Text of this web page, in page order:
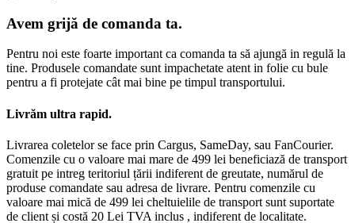
Avem grijă de comanda ta.
Pentru noi este foarte important ca comanda ta să ajungă in regulă la
tine. Produsele comandate sunt impachetate atent in folie cu bule
pentru a fi protejate cât mai bine pe timpul transportului.
Livrăm ultra rapid.
Livrarea coletelor se face prin Cargus, SameDay, sau FanCourier.
Comenzile cu o valoare mai mare de 499 lei beneficiază de transport
gratuit pe intreg teritoriul țării indiferent de greutate, numărul de
produse comandate sau adresa de livrare. Pentru comenzile cu
valoare mai mică de 499 lei cheltuielile de transport sunt suportate
de client și costă 20 Lei TVA inclus , indiferent de localitate.